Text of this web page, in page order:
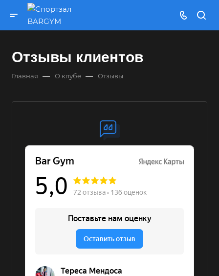
Отзывы клиентов
Главная — О клубе — Отзывы